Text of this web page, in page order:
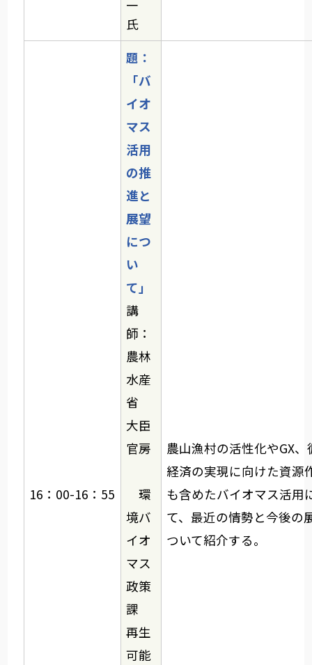
氏
16：00-16：55
題：
「バ
イオ
マス
活用
の推
進と
展望
につ
い
て」
講
師：
農林
水産
省
大臣
官房
環
境バ
イオ
マス
政策
課
再生
可能
農山漁村の活性化やGX、
経済の実現に向けた資源
も含めたバイオマス活用
て、最近の情勢と今後の
ついて紹介する。